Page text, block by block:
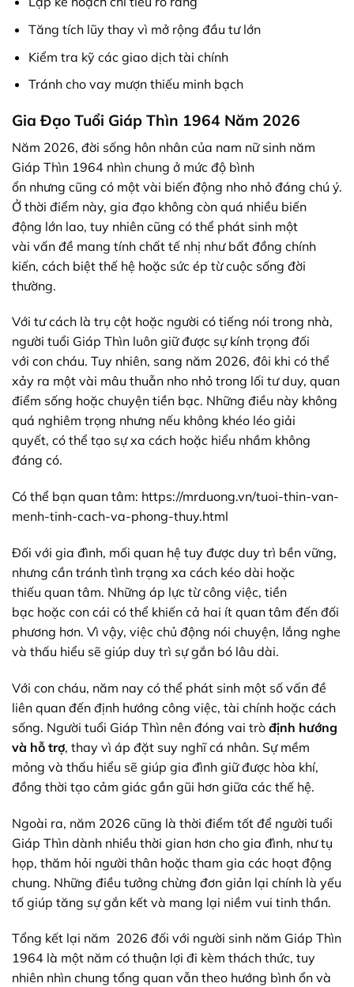
Tăng tích lũy thay vì mở rộng đầu tư lớn
Kiểm tra kỹ các giao dịch tài chính
Tránh cho vay mượn thiếu minh bạch
Gia Đạo Tuổi Giáp Thìn 1964 Năm 2026
Năm 2026, đời sống hôn nhân của nam nữsinh năm
Giáp Thìn 1964 nhìn chung ở mức độ bình
ổn nhưng cũng có một vài biến động nho nhỏ đáng chú ý.
Ở thời điểm này, gia đạo không còn quá nhiều biến
động lớn lao, tuy nhiên cũng có thể phát sinh một
vài vấn đề mang tính chất tế nhị như bất đồng chính
kiến, cách biệt thế hệ hoặc sức ép từ cuộc sống đời
thường.
Với tư cách là trụ cột hoặc người có tiếng nói trong nhà,
người tuổi Giáp Thìn luôn giữ được sự kính trọng đối
với con cháu. Tuy nhiên, sang năm 2026, đôi khi có thể
xảy ra một vài mâu thuẫn nho nhỏ trong lối tư duy, quan
điểm sống hoặc chuyện tiền bạc. Những điều này không
quá nghiêm trọng nhưng nếu không khéo léo giải
quyết, có thể tạo sựxa cách hoặc hiểu nhầm không
đáng có.
Có thể bạn quan tâm: https://mrduong.vn/tuoi-thin-van-
menh-tinh-cach-va-phong-thuy.html
Đối với gia đình, mối quan hệ tuy được duy trì bền vững,
nhưng cần tránh tình trạng xa cách kéo dài hoặc
thiếu quan tâm. Những áp lực từ công việc, tiền
bạc hoặc con cái có thể khiến cả hai ít quan tâm đến đối
phương hơn. Vì vậy, việc chủ động nói chuyện, lắng nghe
và thấu hiểu sẽ giúp duy trì sựgắn bó lâu dài.
Với con cháu, năm nay có thể phát sinh một số vấn đề
liên quan đến định hướng công việc, tài chính hoặc cách
sống. Người tuổi Giáp Thìn nên đóng vai trò định hướng
và hỗ trợ, thay vì áp đặt suy nghĩ cá nhân. Sự mềm
mỏng và thấu hiểu sẽ giúp gia đình giữ được hòa khí,
đồng thời tạo cảm giác gần gũi hơn giữa các thế hệ.
Ngoài ra, năm 2026 cũng là thời điểm tốt để người tuổi
Giáp Thìn dành nhiều thời gian hơn cho gia đình, như tụ
họp, thăm hỏi người thân hoặc tham gia các hoạt động
chung. Những điều tưởng chừng đơn giản lại chính là yếu
tố giúp tăng sự gắn kết và mang lại niềm vui tinh thần.
Tổng kết lại năm 2026 đối với người sinh năm Giáp Thìn
1964 là một năm có thuận lợi đi kèm thách thức, tuy
nhiên nhìn chung tổng quan vẫn theo hướng bình ổn và